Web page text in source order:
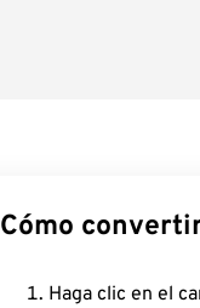
Cómo
Haga clic en el